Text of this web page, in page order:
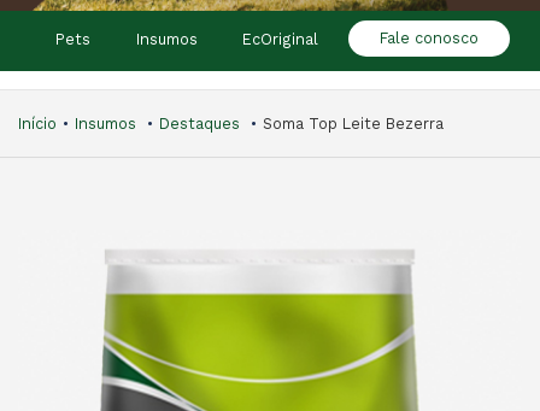
Pets Insumos EcOriginal Fale conosco
Início Insumos Destaques Soma Top Leite Bezerra